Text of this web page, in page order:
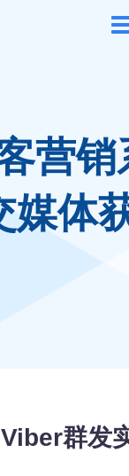
营销
媒体
群发